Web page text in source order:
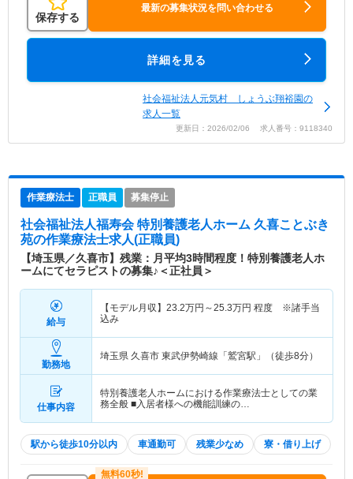
保存する
最新の募集状況を問い合わせる
詳細を見る
社会福祉法人元気村 しょうぶ翔裕園の
求人一覧
更新日：2026/02/06 求人番号：9118340
作業療法士 正職員 募集停止
社会福祉法人福寿会 特別養護老人ホーム 久喜ことぶき
苑の作業療法士求人(正職員)
【埼玉県／久喜市】残業：月平均3時間程度！特別養護老人ホ
ームにてセラピストの募集♪＜正社員＞
給与
【モデル月収】 23.2万円～25.3万円 程度 ※諸手当
込み
勤務地
埼玉県 久喜市 東武伊勢崎線「鷲宮駅」（徒歩8分）
仕事内容
特別養護老人ホームにおける作業療法士としての業
務全般 ■入居者様への機能訓練の…
駅から徒歩10分以内 車通勤可 残業少なめ 寮・借り上げ